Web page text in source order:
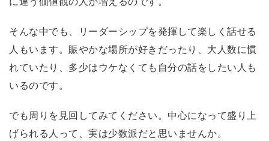
そんな中でも、リーダーシップを発揮して楽しく話せる
人もいます。 賑やかな場所が好きだったり、大人数に慣
れていたり、多少はウケなくても自分の話をしたい人も
いるのです。
でも周りを見回してみてください。中心になって盛り上
げられる人って、実は少数派だと思いませんか。